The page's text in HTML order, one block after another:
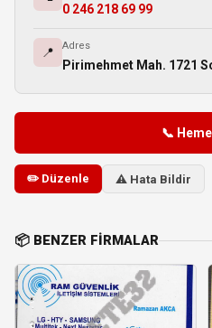
0 246 218 69 99
📍 Adres
Pirimehmet Mah. 1721
📞
✏️ Düzenle ⚠️ Hata Bildir
📦 BENZER FIRMALAR